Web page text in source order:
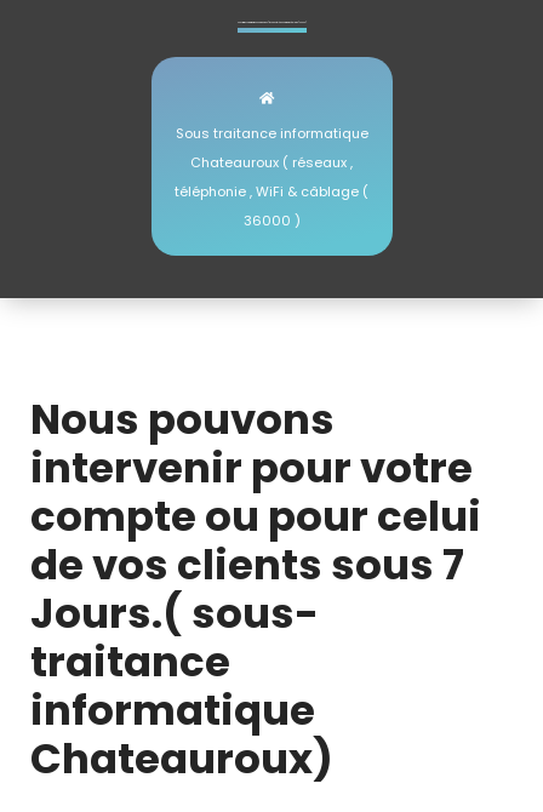
Sous traitance informatique
Chateauroux ( réseaux ,
téléphonie , WiFi & câblage (
36000 )
Nous pouvons
intervenir pour votre
compte ou pour celui
de vos clients sous 7
Jours.( sous-
traitance
informatique
Chateauroux)